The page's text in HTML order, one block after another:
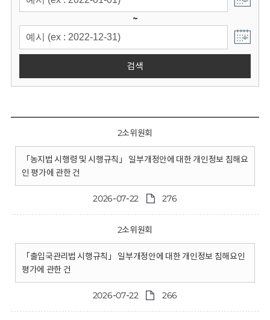
~
검색
2소위원회
「농지법 시행령 및 시행규칙」 일부개정안에 대한 개인정보 침해요
인 평가에 관한 건
2026-07-22 276
2소위원회
「출입국관리법 시행규칙」 일부개정안에 대한 개인정보 침해요인
평가에 관한 건
2026-07-22 266